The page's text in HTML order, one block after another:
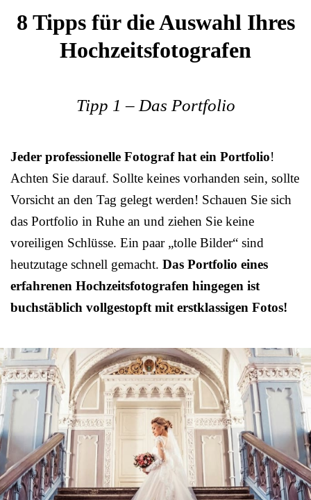
8 Tipps für die Auswahl Ihres
Hochzeitsfotografen
Tipp 1 – Das Portfolio
Jeder professionelle Fotograf hat ein Portfolio!
Achten Sie darauf. Sollte keines vorhanden sein, sollte
Vorsicht an den Tag gelegt werden! Schauen Sie sich
das Portfolio in Ruhe an und ziehen Sie keine
voreiligen Schlüsse. Ein paar „tolle Bilder“ sind
heutzutage schnell gemacht. Das Portfolio eines
erfahrenen Hochzeitsfotografen hingegen ist
buchstäblich vollgestopft mit erstklassigen Fotos!